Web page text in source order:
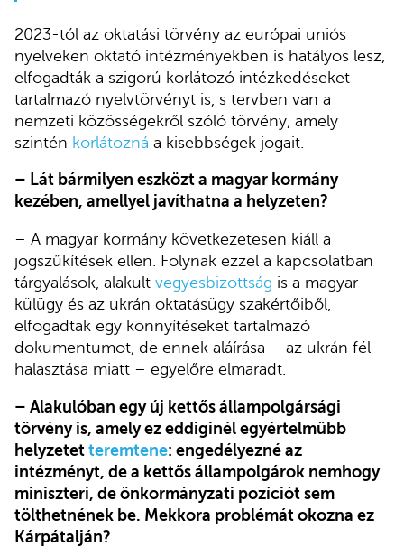
2023-tól az oktatási törvény az európai uniós
nyelveken oktató intézményekben is hatályos lesz,
elfogadták a szigorú korlátozó intézkedéseket
tartalmazó nyelvtörvényt is, s tervben van a
nemzeti közösségekről szóló törvény, amely
szintén korlátozná a kisebbségek jogait.
– Lát bármilyen eszközt a magyar kormány
kezében, amellyel javíthatna a helyzeten?
– A magyar kormány következetesen kiáll a
jogszűkítések ellen. Folynak ezzel a kapcsolatban
tárgyalások, alakult vegyesbizottság is a magyar
külügy és az ukrán oktatásügy szakértőiből,
elfogadtak egy könnyítéseket tartalmazó
dokumentumot, de ennek aláírása – az ukrán fél
halasztása miatt – egyelőre elmaradt.
– Alakulóban egy új kettős állampolgársági
törvény is, amely ez eddiginél egyértelműbb
helyzetet teremtene: engedélyezné az
intézményt, de a kettős állampolgárok nemhogy
miniszteri, de önkormányzati pozíciót sem
tölthetnének be. Mekkora problémát okozna ez
Kárpátalján?